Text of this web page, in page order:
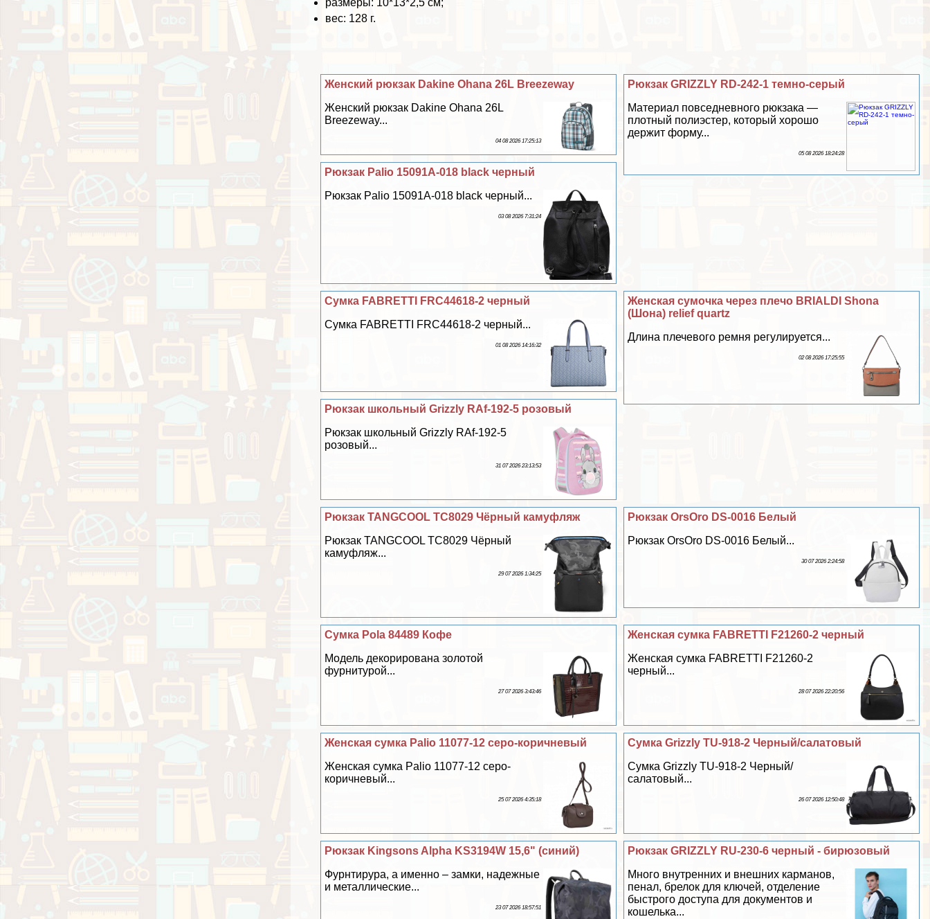
вес: 128 г.
Рюкзак GRIZZLY RD-242-1 темно-серый
Материал повседневного рюкзака —
плотный полиэстер, который хорошо
держит форму...
05 08 2026 18:24:28
Женский рюкзак Dakine Ohana 26L Breezeway
Женский рюкзак Dakine Ohana 26L
Breezeway...
04 08 2026 17:25:13
Рюкзак Palio 15091A-018 black черный
Рюкзак Palio 15091A-018 black черный...
03 08 2026 7:31:24
Женская сумочка через плечо BRIALDI Shona
(Шона) relief quartz
Длина плечевого ремня регулируется...
02 08 2026 17:25:55
Сумка FABRETTI FRC44618-2 черный
Сумка FABRETTI FRC44618-2 черный...
01 08 2026 14:16:32
Рюкзак школьный Grizzly RAf-192-5 розовый
Рюкзак школьный Grizzly RAf-192-5
розовый...
31 07 2026 23:13:53
Рюкзак OrsOro DS-0016 Белый
Рюкзак OrsOro DS-0016 Белый...
30 07 2026 2:24:58
Рюкзак TANGCOOL TC8029 Чёрный камуфляж
Рюкзак TANGCOOL TC8029 Чёрный
камуфляж...
29 07 2026 1:34:25
Женская сумка FABRETTI F21260-2 черный
Женская сумка FABRETTI F21260-2
черный...
28 07 2026 22:20:56
Сумка Pola 84489 Кофе
Модель декорирована золотой
фурнитурой...
27 07 2026 3:43:46
Сумка Grizzly TU-918-2 Черный/салатовый
Сумка Grizzly TU-918-2 Черный/
салатовый...
26 07 2026 12:50:48
Женская сумка Palio 11077-12 серо-коричневый
Женская сумка Palio 11077-12 серо-
коричневый...
25 07 2026 4:35:18
Рюкзак GRIZZLY RU-230-6 черный - бирюзовый
Много внутренних и внешних карманов,
пенал, брелок для ключей, отделение
быстрого доступа для документов и
кошелька...
Рюкзак Kingsons Alpha KS3194W 15,6" (синий)
Фурнтирура, а именно – замки, надежные
и металлические...
23 07 2026 18:57:51